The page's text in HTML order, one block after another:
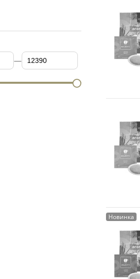
—
Новинка